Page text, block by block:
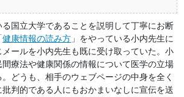
国立大学であることを説明して丁寧にお断
健康情報の読み方 」をやっている小内先生に
ールを小内先生も既に受け取っていた。小
療法や健康関係の情報について医学の立場
どうも、相手のウェブページの中身を全く
判的である人にもおかまいなしに宣伝を送